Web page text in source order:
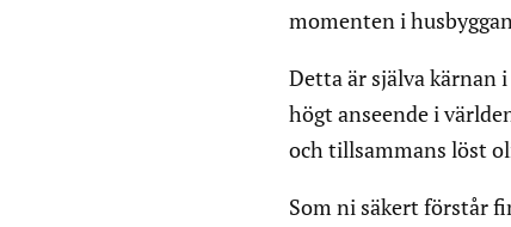
momenten i
Detta är själva kärnan
högt anseende i
och tillsammans löst
Som ni säkert förstår